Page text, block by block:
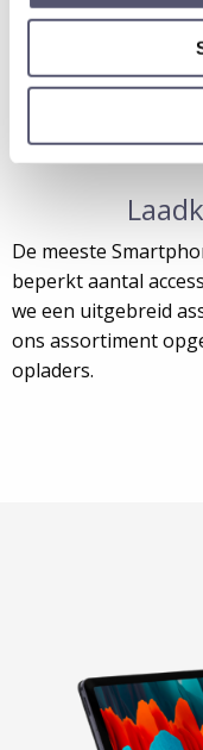
De meeste
beperkt aantal
we een uitgebreid
ons assortiment
opladers.